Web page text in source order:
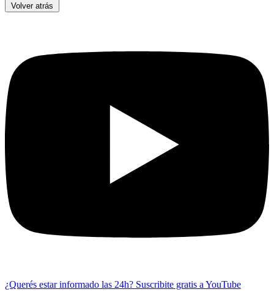
Volver atrás
¿Querés estar informado las 24h? Suscribite gratis a YouTube